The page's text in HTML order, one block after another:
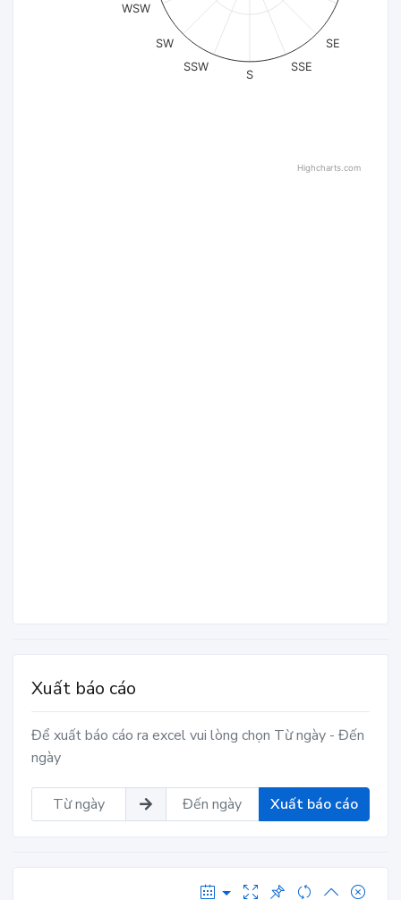
SE
SSE
S
SSW
SW
WSW
Highcharts.com
Xuất báo cáo
Để xuất báo cáo ra excel vui lòng chọn Từ ngày - Đến
ngày
Xuất báo cáo